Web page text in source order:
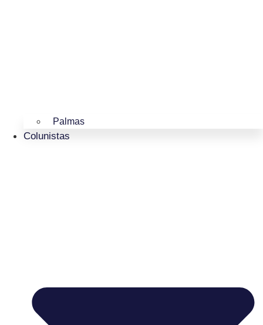
Palmas
Colunistas